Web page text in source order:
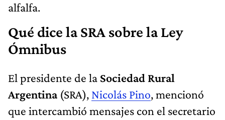
alfalfa.
Qué dice la SRA sobre la Ley
Ómnibus
El presidente de la Sociedad Rural
Argentina (SRA), Nicolás Pino, mencionó
que intercambió mensajes con el secretario